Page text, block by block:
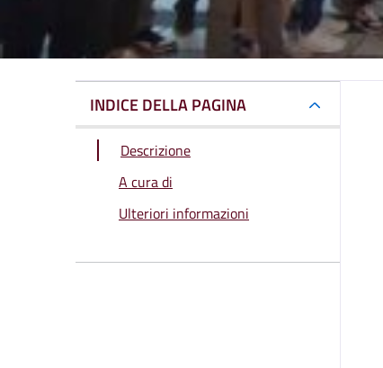
INDICE DELLA PAGINA
Descrizione
A cura di
Ulteriori informazioni